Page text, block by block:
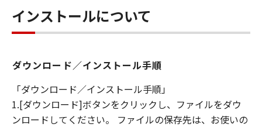
的財産権のいかなる権利もお客様に付与す
るものではありません。
所有権
「本ソフトウエア」及びその複製物に係る
権限及び所有権は、その内容によりキヤノ
ンまたはキヤノンのライセンサーに帰属し
ます。
インストールについて
ダウンロード／インストール手順
「ダウンロード／インストール手順」
1.[ダウンロード]ボタンをクリックし、ファイルをダウ
ンロードしてください。 ファイルの保存先は、お使いの